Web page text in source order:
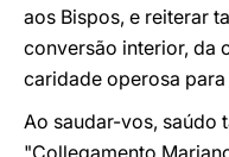
aos Bispos, e reiterar
conversão interior, da
caridade operosa
Ao saudar-vos, saúdo
"Collegamento